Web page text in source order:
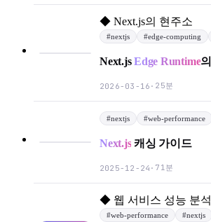
◆ Next.js의 현주소
#nextjs #edge-computing
Next.jsEdge Runtime
2026-03-16 · 25분
#nextjs #web-performance
Next.js 캐싱 가이드
2025-12-24 · 71분
◆ 웹 서비스 성능 분석
#web-performance #nextjs